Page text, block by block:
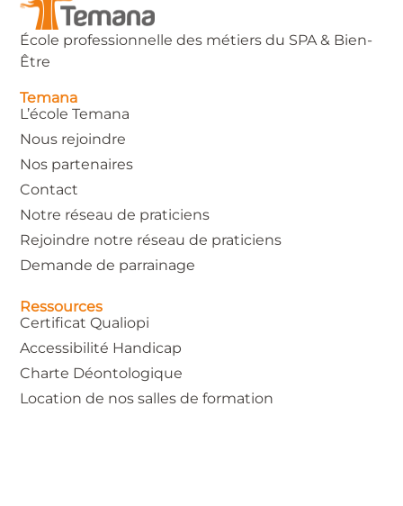
École professionnelle des métiers du SPA & Bien-
Être
Temana
L’école Temana
Nous rejoindre
Nos partenaires
Contact
Notre réseau de praticiens
Rejoindre notre réseau de praticiens
Demande de parrainage
Ressources
Certificat Qualiopi
Accessibilité Handicap
Charte Déontologique
Location de nos salles de formation